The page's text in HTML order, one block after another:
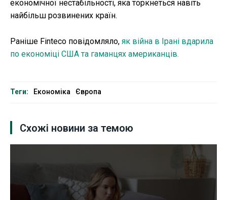
економічної нестабільності, яка торкнеться навіть
найбільш розвинених країн.
Раніше Finteco повідомляло, як війна в Ірані вдарила
по економіці США та гаманцях американців.
Теги: Економіка Європа
Схожі новини за темою